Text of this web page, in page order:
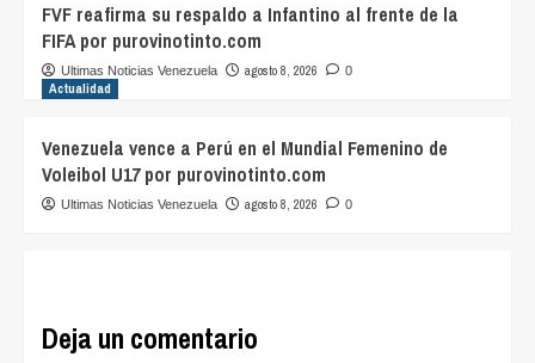
FVF reafirma su respaldo a Infantino al frente de la
FIFA por purovinotinto.com
Ultimas Noticias Venezuela agosto 8, 2026 0
Actualidad
Venezuela vence a Perú en el Mundial Femenino de
Voleibol U17 por purovinotinto.com
Ultimas Noticias Venezuela agosto 8, 2026 0
Deja un comentario